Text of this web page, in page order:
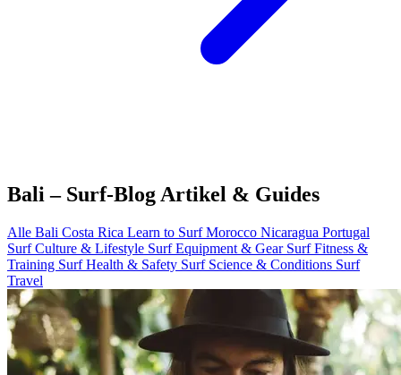
Bali – Surf-Blog Artikel & Guides
Alle Bali Costa Rica Learn to SurfMorocco Nicaragua Portugal
Surf Culture & Lifestyle Surf Equipment & Gear Surf Fitness &
Training Surf Health & Safety Surf Science & Conditions Surf
Travel